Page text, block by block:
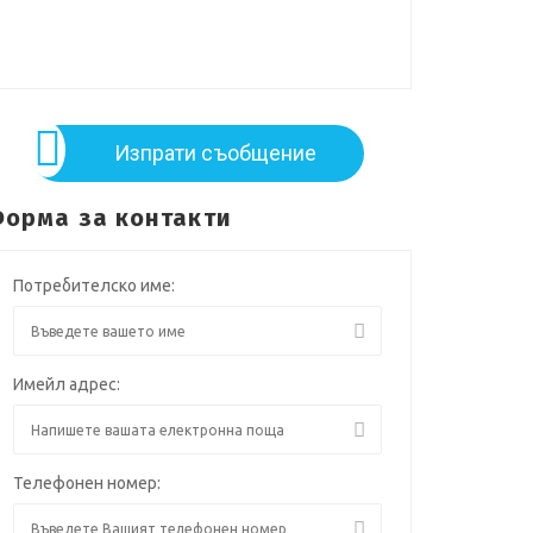
Изпрати съобщение
за контакти
Потребителско име:
Имейл адрес:
Телефонен номер: